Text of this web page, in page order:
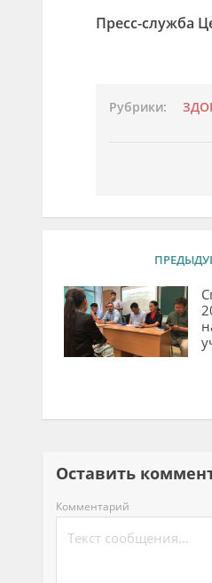
Пресс-служба
Рубрики:
Оставить
Комментарий